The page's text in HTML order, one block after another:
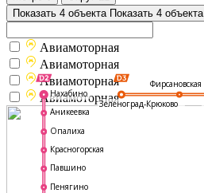
Показать 4 объекта Показать 4 объекта
Фирсановская
Нахабино
Аникеевка
Опалиха
Красногорская
Павшино
Пенягино
Зеленоград-Крюково
Авиамоторная
Авиамоторная
Авиамоторная
Авиамоторная